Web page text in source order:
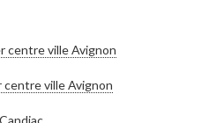
centre ville Avignon
ville Avignon